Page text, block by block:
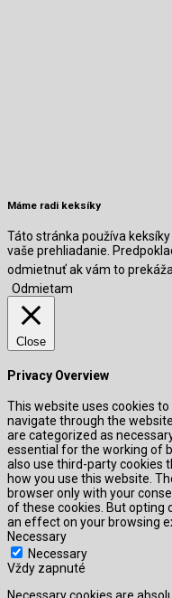
Máme radi keksíky
Táto stránka používa
vaše prehliadanie.
odmietnuť ak vám to
Odmietam
Close
Privacy Overview
This website uses cookies
navigate through the
are categorized as
essential for the working of
also use third-party cookies
how you use this website.
browser only with your
of these cookies. But opting
an effect on your browsing
Necessary
Necessary
Vždy zapnuté